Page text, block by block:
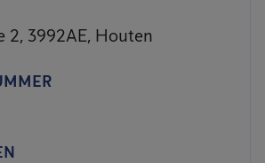
2, 3992AE, Houten